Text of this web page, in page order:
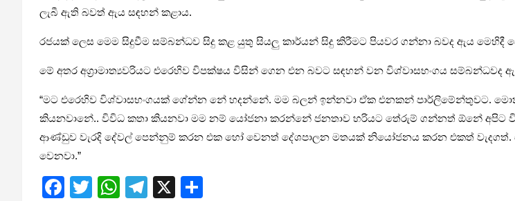
ලැබී ඇති බවත් ඇය සඳහන් කළාය.
රජයක් ලෙස මෙම සිදුවීම සම්බන්ධව සිදු කළ යුතු සියලු කාර්යන් සිදු කිරීමට පියවර ගන්නා බවද ඇය මෙහිදී
මේ අතර අග්‍රාමාත්‍යවරියට එරෙහිව විපක්ෂය විසින් ගෙන එන බවට සඳහන් වන විශ්වාසභංගය සම්බන්ධවද
“මට එරෙහිව විශ්වාසභංගයක් ගේන්න නේ හදන්නේ. මම බලන් ඉන්නවා ඒක එනකන් පාර්ලිමේන්තුවට.
කියනවානේ.. විවිධ කතා කියනවා මම නම් යෝජනා කරන්නේ ජනතාව හරියට තේරුම් ගන්නත් ඕනේ අපිට
ආණ්ඩුව වැරදි දේවල් පෙන්නුම් කරන එක හෝ වෙනත් දේශපාලන මතයක් නියෝජනය කරන එකත්
වෙනවා.”
F
T
W T
X